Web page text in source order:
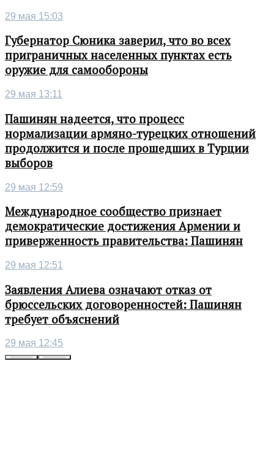
29 мая 15:03
Губернатор Сюника заверил, что во всех
приграничных населенных пунктах есть
оружие для самообороны
29 мая 13:11
Пашинян надеется, что процесс
нормализации армяно-турецких отношений
продолжится и после прошедших в Турции
выборов
29 мая 12:59
Международное сообщество признает
демократические достижения Армении и
приверженность правительства: Пашинян
29 мая 12:51
Заявления Алиева означают отказ от
брюссельских договоренностей: Пашинян
требует объяснений
29 мая 12:45